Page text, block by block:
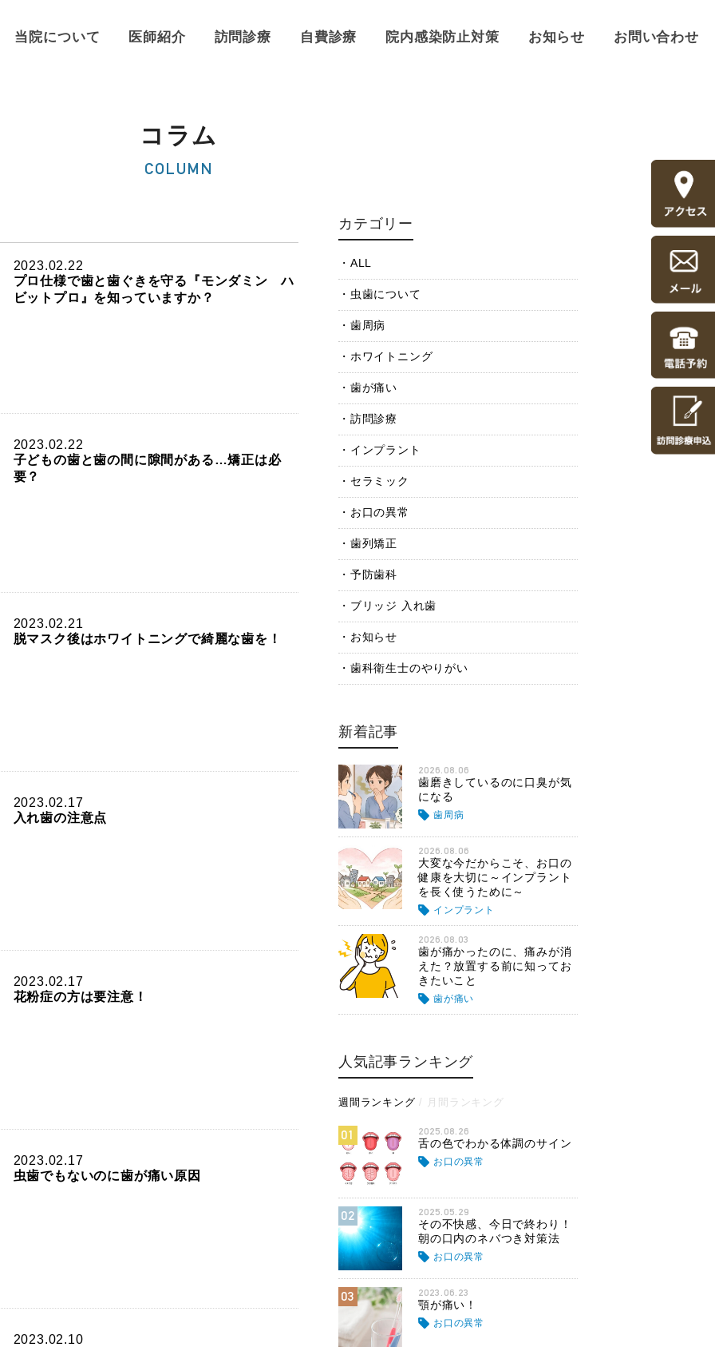
当院について 医師紹介 訪問診療 自費診療 院内感染防止対策 お知らせ お問い合わせ
コラム
COLUMN
2023.02.22
プロ仕様で歯と歯ぐきを守る『モンダミン ハ
ビットプロ』を知っていますか？
2023.02.22
子どもの歯と歯の間に隙間がある…矯正は必
要？
2023.02.21
脱マスク後はホワイトニングで綺麗な歯を！
2023.02.17
入れ歯の注意点
2023.02.17
花粉症の方は要注意！
2023.02.17
虫歯でもないのに歯が痛い原因
2023.02.10
カテゴリー
ALL
虫歯について
歯周病
ホワイトニング
歯が痛い
訪問診療
インプラント
セラミック
お口の異常
歯列矯正
予防歯科
ブリッジ 入れ歯
お知らせ
歯科衛生士のやりがい
新着記事
2026.08.06
歯磨きしているのに口臭が気
になる
歯周病
2026.08.06
大変な今だからこそ、お口の
健康を大切に～インプラント
を長く使うために～
インプラント
2026.08.03
歯が痛かったのに、痛みが消
えた？放置する前に知ってお
きたいこと
歯が痛い
人気記事ランキング
週間ランキング 月間ランキング
01 2025.08.26
舌の色でわかる体調のサイン
お口の異常
02 2025.05.29
その不快感、今日で終わり！
朝の口内のネバつき対策法
お口の異常
03 2023.06.23
顎が痛い！
お口の異常